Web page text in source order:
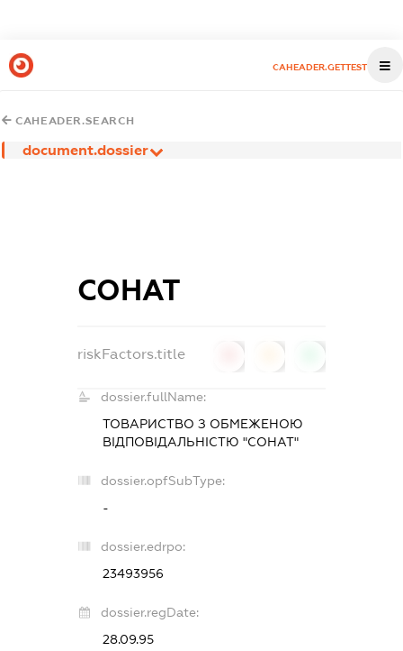
CAHEADER.GETTEST
CAHEADER.SEARCH
document.dossier
СОНАТ
riskFactors.title
dossier.fullName:
ТОВАРИСТВО З ОБМЕЖЕНОЮ
ВІДПОВІДАЛЬНІСТЮ "СОНАТ"
dossier.opfSubType:
-
dossier.edrpo:
23493956
dossier.regDate:
28.09.95